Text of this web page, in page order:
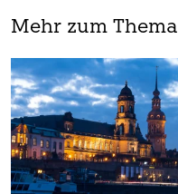
Mehr zum Thema